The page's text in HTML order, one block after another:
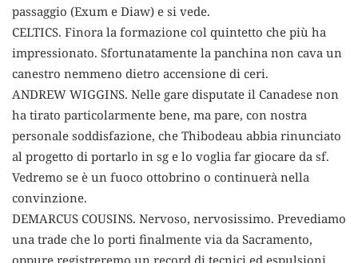
passaggio (Exum e Diaw) e si vede.
CELTICS. Finora la formazione col quintetto che più ha
impressionato. Sfortunatamente la panchina non cava un
canestro nemmeno dietro accensione di ceri.
ANDREW WIGGINS. Nelle gare disputate il Canadese non
ha tirato particolarmente bene, ma pare, con nostra
personale soddisfazione, che Thibodeau abbia rinunciato
al progetto di portarlo in sg e lo voglia far giocare da sf.
Vedremo se è un fuoco ottobrino o continuerà nella
convinzione.
DEMARCUS COUSINS. Nervoso, nervosissimo. Prevediamo
una trade che lo porti finalmente via da Sacramento,